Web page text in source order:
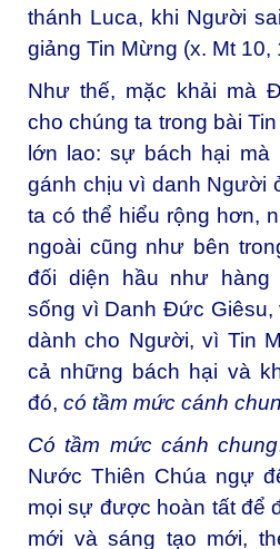
thánh Luca, khi Người
giảng Tin Mừng (x. Mt 10,
Như thế, mặc khải mà
cho chúng ta trong bài
lớn lao: sự bách hại mà
gánh chịu vì danh Người
ta có thể hiểu rộng hơn,
ngoài cũng như bên
đối diện hầu như hàng
sống vì Danh Đức Giêsu,
dành cho Người, vì Tin
cả những bách hại và
đó, có tầm mức cánh
Có tầm mức cánh chung
Nước Thiên Chúa ngự
mọi sự được hoàn tất để
mới và sáng tạo mới,